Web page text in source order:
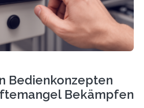
Bedienkonzepten
Bekämpfen